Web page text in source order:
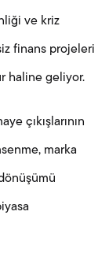
ve kriz
finans projeleri
haline geliyor.
çıkışlarının
marka